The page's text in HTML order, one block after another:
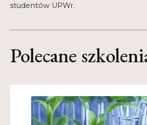
studentów UPWr.